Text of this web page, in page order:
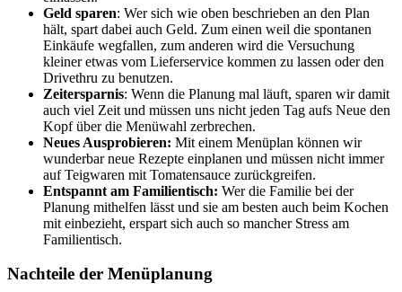
Geld sparen: Wer sich wie oben beschrieben an den Plan
hält, spart dabei auch Geld. Zum einen weil die spontanen
Einkäufe wegfallen, zum anderen wird die Versuchung
kleiner etwas vom Lieferservice kommen zu lassen oder den
Drivethru zu benutzen.
Zeitersparnis: Wenn die Planung mal läuft, sparen wir damit
auch viel Zeit und müssen uns nicht jeden Tag aufs Neue den
Kopf über die Menüwahl zerbrechen.
Neues Ausprobieren: Mit einem Menüplan können wir
wunderbar neue Rezepte einplanen und müssen nicht immer
auf Teigwaren mit Tomatensauce zurückgreifen.
Entspannt am Familientisch: Wer die Familie bei der
Planung mithelfen lässt und sie am besten auch beim Kochen
mit einbezieht, erspart sich auch so mancher Stress am
Familientisch.
Nachteile der Menüplanung